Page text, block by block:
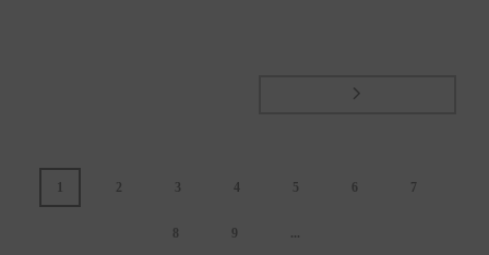
2 3 4 5 6 7
9 ...